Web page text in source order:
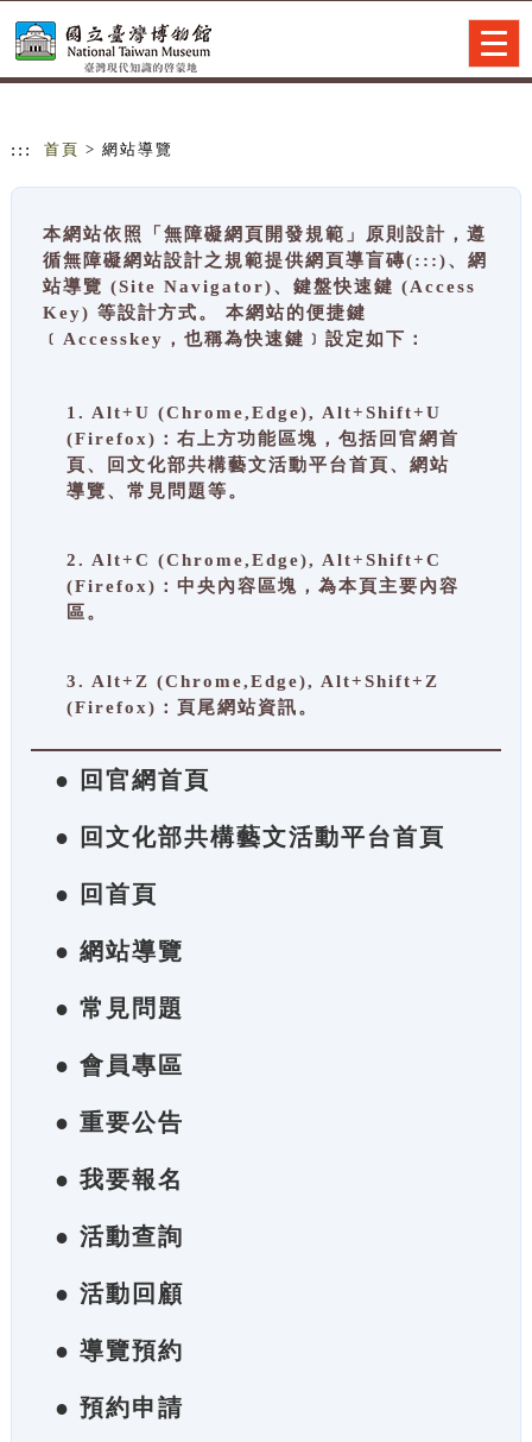
::: 首頁 > 網站導覽
本網站依照「無障礙網頁開發規範」原則設計，遵
循無障礙網站設計之規範提供網頁導盲磚(:::)、網
站導覽 (Site Navigator)、鍵盤快速鍵 (Access
Key) 等設計方式。 本網站的便捷鍵
﹝Accesskey，也稱為快速鍵﹞設定如下：
1. Alt+U (Chrome,Edge), Alt+Shift+U
(Firefox)：右上方功能區塊，包括回官網首
頁、回文化部共構藝文活動平台首頁、網站
導覽、常見問題等。
2. Alt+C (Chrome,Edge), Alt+Shift+C
(Firefox)：中央內容區塊，為本頁主要內容
區。
3. Alt+Z (Chrome,Edge), Alt+Shift+Z
(Firefox)：頁尾網站資訊。
● 回官網首頁
● 回文化部共構藝文活動平台首頁
● 回首頁
● 網站導覽
● 常見問題
● 會員專區
● 重要公告
● 我要報名
● 活動查詢
● 活動回顧
● 導覽預約
● 預約申請